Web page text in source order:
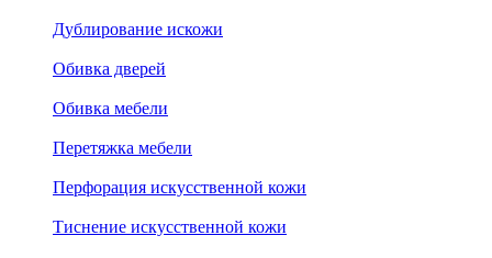
Дублирование искожи
Обивка дверей
Обивка мебели
Перетяжка мебели
Перфорация искусственной кожи
Тиснение искусственной кожи